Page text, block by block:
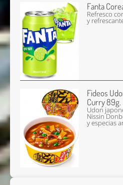
Fanta
Refresco
y
Fideos
Curry 89g.
Udon
Nissin
y especias